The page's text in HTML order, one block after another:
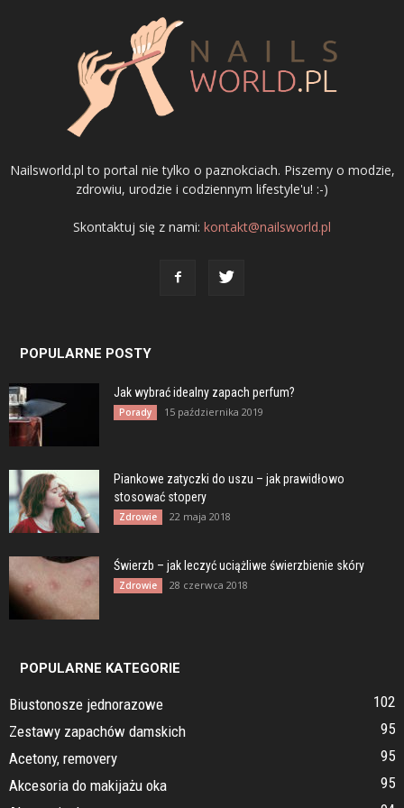
Nailsworld.pl to portal nie tylko o paznokciach. Piszemy o modzie,
zdrowiu, urodzie i codziennym lifestyle'u! :-)
Skontaktuj się z nami: kontakt@nailsworld.pl
POPULARNE POSTY
Jak wybrać idealny zapach perfum?
Porady 15 października 2019
Piankowe zatyczki do uszu – jak prawidłowo
stosować stopery
Zdrowie 22 maja 2018
Świerzb – jak leczyć uciążliwe świerzbienie skóry
Zdrowie 28 czerwca 2018
POPULARNE KATEGORIE
Biustonosze jednorazowe
102
Zestawy zapachów damskich
95
Acetony, removery
95
Akcesoria do makijażu oka
95